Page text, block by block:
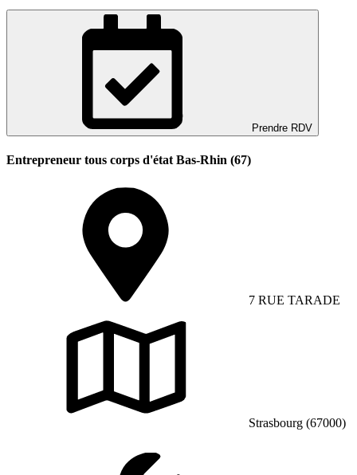
Prendre RDV
Entrepreneur tous corps d'état Bas-Rhin (67)
7 RUE TARADE
Strasbourg (67000)